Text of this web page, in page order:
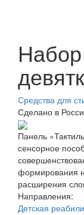
Средства для
Сделано в
Панель
сенсорное
формирования
расширения
Направления:
Детская